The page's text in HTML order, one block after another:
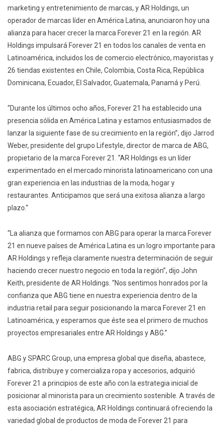
marketing y entretenimiento de marcas, y AR Holdings, un
operador de marcas líder en América Latina, anunciaron hoy una
alianza para hacer crecer la marca Forever 21 en la región. AR
Holdings impulsará Forever 21 en todos los canales de venta en
Latinoamérica, incluidos los de comercio electrónico, mayoristas y
26 tiendas existentes en Chile, Colombia, Costa Rica, República
Dominicana, Ecuador, El Salvador, Guatemala, Panamá y Perú.
“Durante los últimos ocho años, Forever 21 ha establecido una
presencia sólida en América Latina y estamos entusiasmados de
lanzar la siguiente fase de su crecimiento en la región”, dijo Jarrod
Weber, presidente del grupo Lifestyle, director de marca de ABG,
propietario de la marca Forever 21. “AR Holdings es un líder
experimentado en el mercado minorista latinoamericano con una
gran experiencia en las industrias de la moda, hogar y
restaurantes. Anticipamos que será una exitosa alianza a largo
plazo.”
“La alianza que formamos con ABG para operar la marca Forever
21 en nueve países de América Latina es un logro importante para
AR Holdings y refleja claramente nuestra determinación de seguir
haciendo crecer nuestro negocio en toda la región”, dijo John
Keith, presidente de AR Holdings. “Nos sentimos honrados por la
confianza que ABG tiene en nuestra experiencia dentro de la
industria retail para seguir posicionando la marca Forever 21 en
Latinoamérica, y esperamos que éste sea el primero de muchos
proyectos empresariales entre AR Holdings y ABG.”
ABG y SPARC Group, una empresa global que diseña, abastece,
fabrica, distribuye y comercializa ropa y accesorios, adquirió
Forever 21 a principios de este año con la estrategia inicial de
posicionar al minorista para un crecimiento sostenible. A través de
esta asociación estratégica, AR Holdings continuará ofreciendo la
variedad global de productos de moda de Forever 21 para